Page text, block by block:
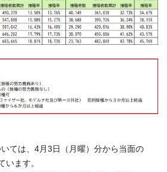
ては、4月3日（月曜）分から当面の
います。